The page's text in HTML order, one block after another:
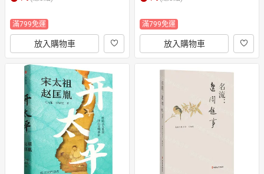
滿799免運
放入購物車
滿799免運
放入購物車